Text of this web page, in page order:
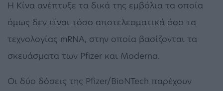
Η Κίνα ανέπτυξε τα δικά της εμβόλια τα οποία
όμως δεν είναι τόσο αποτελεσματικά όσο τα
τεχνολογίας mRNA, στην οποία βασίζονται τα
σκευάσματα των Pfizer και Moderna.
Οι δύο δόσεις της Pfizer/BioNTech παρέχουν